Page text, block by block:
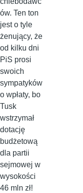
ów. Ten ton
jest o tyle
żenujący, że
od kilku dni
PiS prosi
swoich
sympatyków
o wpłaty, bo
Tusk
wstrzymał
dotację
budżetową
dla partii
sejmowej w
wysokości
46 mln zł!